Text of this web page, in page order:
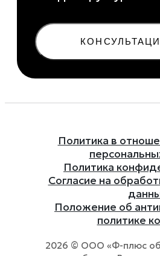
Политика в
Политика
Согласие на
Положение об
политике
2026 © ООО «Ф-плюс